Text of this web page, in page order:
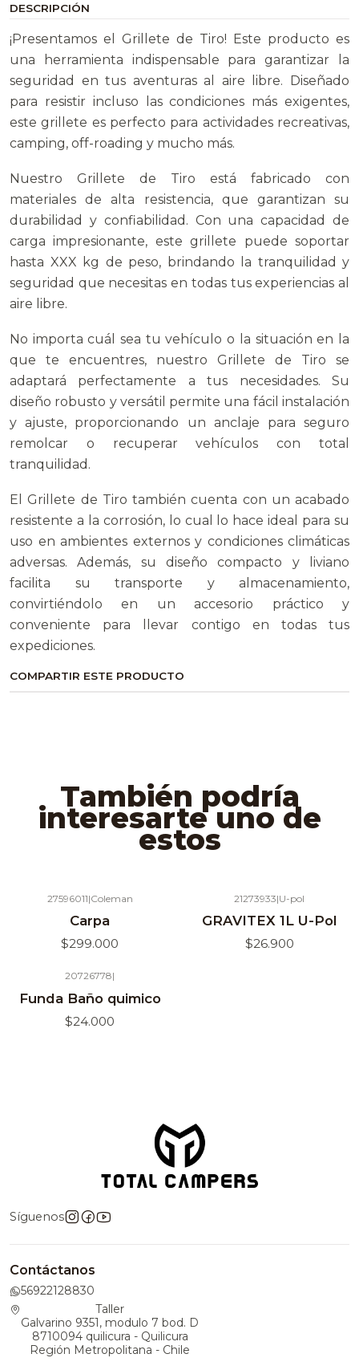
DESCRIPCIÓN
¡Presentamos el Grillete de Tiro! Este producto es
una herramienta indispensable para garantizar la
seguridad en tus aventuras al aire libre. Diseñado
para resistir incluso las condiciones más exigentes,
este grillete es perfecto para actividades recreativas,
camping, off-roading y mucho más.
Nuestro Grillete de Tiro está fabricado con
materiales de alta resistencia, que garantizan su
durabilidad y confiabilidad. Con una capacidad de
carga impresionante, este grillete puede soportar
hasta XXX kg de peso, brindando la tranquilidad y
seguridad que necesitas en todas tus experiencias al
aire libre.
No importa cuál sea tu vehículo o la situación en la
que te encuentres, nuestro Grillete de Tiro se
adaptará perfectamente a tus necesidades. Su
diseño robusto y versátil permite una fácil instalación
y ajuste, proporcionando un anclaje para seguro
remolcar o recuperar vehículos con total
tranquilidad.
El Grillete de Tiro también cuenta con un acabado
resistente a la corrosión, lo cual lo hace ideal para su
uso en ambientes externos y condiciones climáticas
adversas. Además, su diseño compacto y liviano
facilita su transporte y almacenamiento,
convirtiéndolo en un accesorio práctico y
conveniente para llevar contigo en todas tus
expediciones.
COMPARTIR ESTE PRODUCTO
También podría
interesarte uno de
estos
27596011|Coleman
Carpa
$299.000
21273933|U-pol
GRAVITEX 1L U-Pol
$26.900
20726778|
Funda Baño quimico
$24.000
Síguenos
Contáctanos
56922128830
Taller
Galvarino 9351, modulo 7 bod. D
8710094 quilicura - Quilicura
Región Metropolitana - Chile